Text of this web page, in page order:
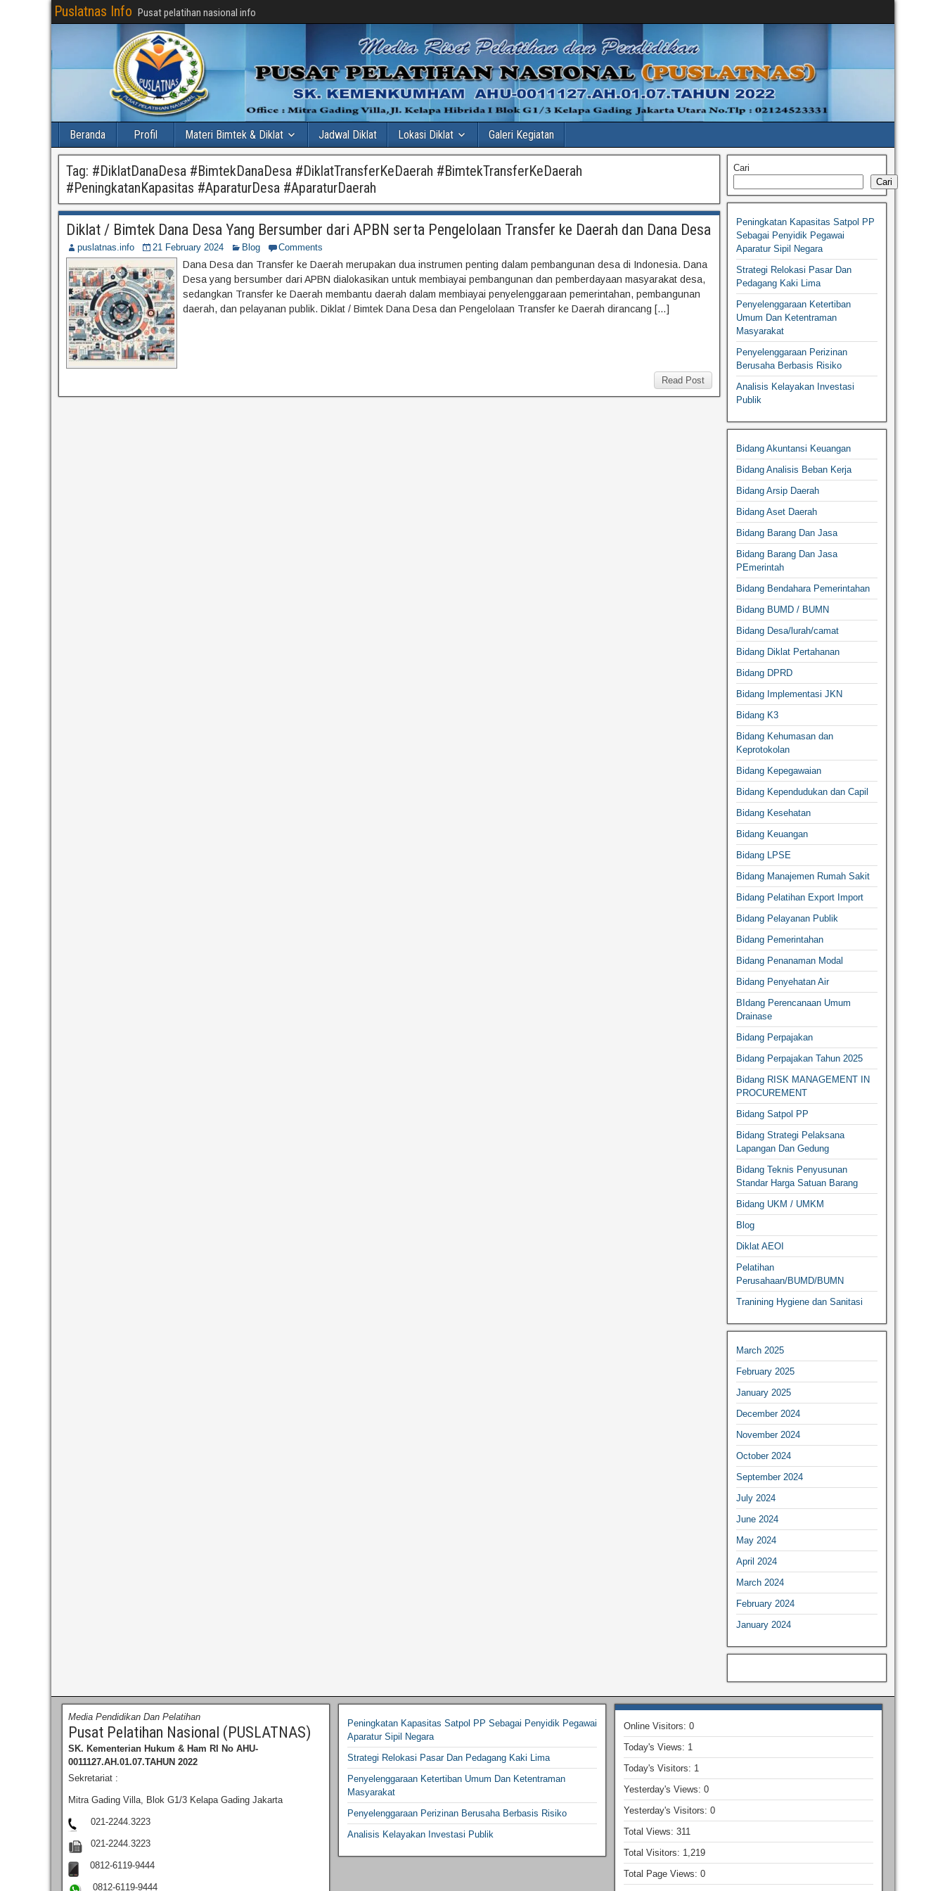
Puslatnas Info Pusat pelatihan nasional info
Beranda Profil Materi Bimtek & Diklat Jadwal Diklat Lokasi Diklat Galeri Kegiatan
Tag: #DiklatDanaDesa #BimtekDanaDesa #DiklatTransferKeDaerah #BimtekTransferKeDaerah
#PeningkatanKapasitas #AparaturDesa #AparaturDaerah
Diklat / Bimtek Dana Desa Yang Bersumber dari APBN serta Pengelolaan Transfer ke Daerah dan Dana Desa
puslatnas.info 21 February 2024 Blog Comments
Dana Desa dan Transfer ke Daerah merupakan dua instrumen penting dalam pembangunan desa di Indonesia. Dana
Desa yang bersumber dari APBN dialokasikan untuk membiayai pembangunan dan pemberdayaan masyarakat desa,
sedangkan Transfer ke Daerah membantu daerah dalam membiayai penyelenggaraan pemerintahan, pembangunan
daerah, dan pelayanan publik. Diklat / Bimtek Dana Desa dan Pengelolaan Transfer ke Daerah dirancang […]
Read Post
Cari
Cari
Peningkatan Kapasitas Satpol PP
Sebagai Penyidik Pegawai
Aparatur Sipil Negara
Strategi Relokasi Pasar Dan
Pedagang Kaki Lima
Penyelenggaraan Ketertiban
Umum Dan Ketentraman
Masyarakat
Penyelenggaraan Perizinan
Berusaha Berbasis Risiko
Analisis Kelayakan Investasi
Publik
Bidang Akuntansi Keuangan
Bidang Analisis Beban Kerja
Bidang Arsip Daerah
Bidang Aset Daerah
Bidang Barang Dan Jasa
Bidang Barang Dan Jasa
PEmerintah
Bidang Bendahara Pemerintahan
Bidang BUMD / BUMN
Bidang Desa/lurah/camat
Bidang Diklat Pertahanan
Bidang DPRD
Bidang Implementasi JKN
Bidang K3
Bidang Kehumasan dan
Keprotokolan
Bidang Kepegawaian
Bidang Kependudukan dan Capil
Bidang Kesehatan
Bidang Keuangan
Bidang LPSE
Bidang Manajemen Rumah Sakit
Bidang Pelatihan Export Import
Bidang Pelayanan Publik
Bidang Pemerintahan
Bidang Penanaman Modal
Bidang Penyehatan Air
BIdang Perencanaan Umum
Drainase
Bidang Perpajakan
Bidang Perpajakan Tahun 2025
Bidang RISK MANAGEMENT IN
PROCUREMENT
Bidang Satpol PP
Bidang Strategi Pelaksana
Lapangan Dan Gedung
Bidang Teknis Penyusunan
Standar Harga Satuan Barang
Bidang UKM / UMKM
Blog
Diklat AEOI
Pelatihan
Perusahaan/BUMD/BUMN
Tranining Hygiene dan Sanitasi
March 2025
February 2025
January 2025
December 2024
November 2024
October 2024
September 2024
July 2024
June 2024
May 2024
April 2024
March 2024
February 2024
January 2024
Media Pendidikan Dan Pelatihan
Pusat Pelatihan Nasional (PUSLATNAS)
SK. Kementerian Hukum & Ham RI
No AHU-
0011127.AH.01.07.TAHUN 2022
Sekretariat :
Mitra Gading Villa, Blok G1/3 Kelapa Gading Jakarta
021-2244.3223
021-2244.3223
0812-6119-9444
0812-6119-9444
Peningkatan Kapasitas Satpol PP Sebagai Penyidik Pegawai
Aparatur Sipil Negara
Strategi Relokasi Pasar Dan Pedagang Kaki Lima
Penyelenggaraan Ketertiban Umum Dan Ketentraman
Masyarakat
Penyelenggaraan Perizinan Berusaha Berbasis Risiko
Analisis Kelayakan Investasi Publik
Online Visitors:0
Today's Views: 1
Today's Visitors: 1
Yesterday's Views:0
Yesterday's Visitors:0
Total Views:311
Total Visitors: 1,219
Total Page Views:0